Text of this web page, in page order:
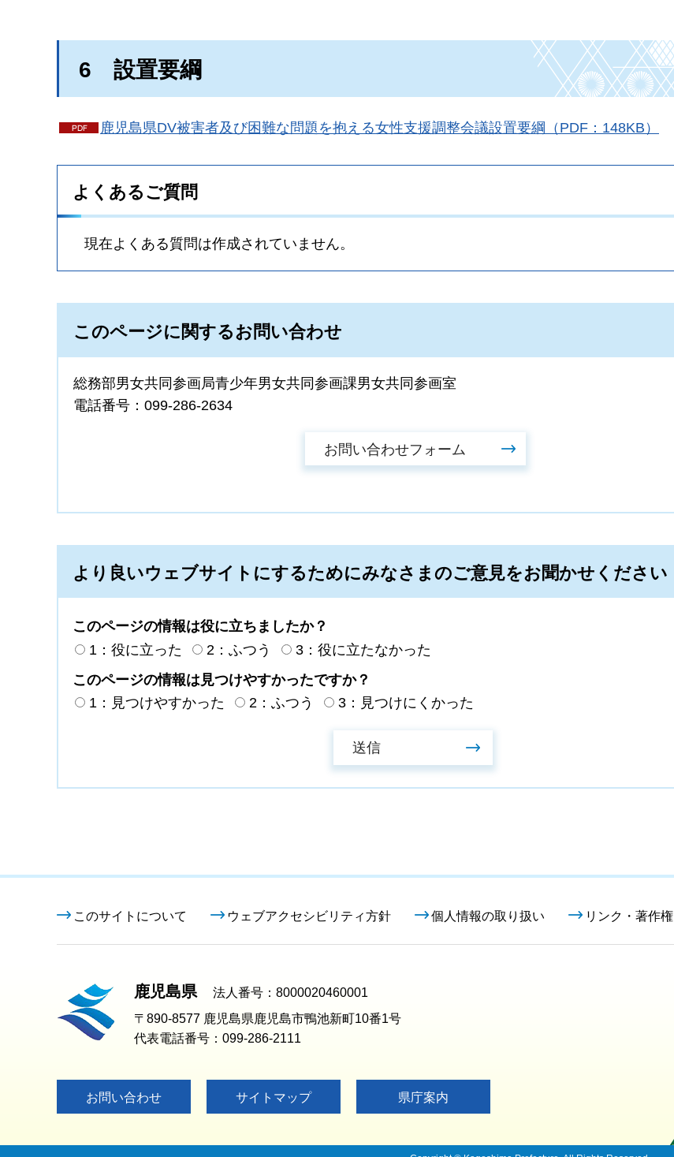
6 設置要綱
鹿児島県DV被害者及び困難な問題を抱える女性支援調整会議設置要綱（PDF：148KB）
よくあるご質問
現在よくある質問は作成されていません。
このページに関するお問い合わせ
総務部男女共同参画局青少年男女共同参画課男女共同参画室
電話番号：099-286-2634
より良いウェブサイトにするためにみなさまのご意見をお聞かせください
このページの情報は役に立ちましたか？
1：役に立った
2：ふつう
3：役に立たなかった
このページの情報は見つけやすかったですか？
1：見つけやすかった
2：ふつう 3：見つけにくかった
このサイトについて ウェブアクセシビリティ方針 個人情報の取り扱い リンク・著作権
鹿児島県
法人番号：8000020460001
〒890-8577 鹿児島県鹿児島市鴨池新町10番1号
代表電話番号：099-286-2111
お問い合わせ サイトマップ 県庁案内